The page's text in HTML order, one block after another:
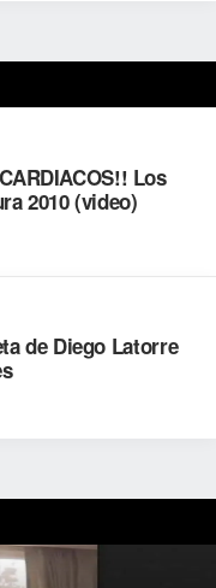
Los
2010 (video)
de Diego Latorre